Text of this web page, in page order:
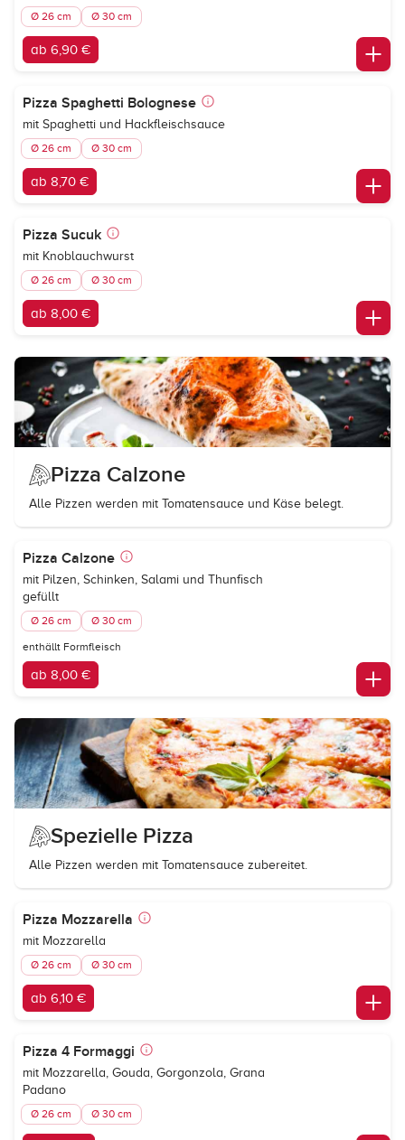
Ø 26 cm Ø 30 cm
ab 6,90 €
Pizza Spaghetti Bolognese
mit Spaghetti und Hackfleischsauce
Ø 26 cm Ø 30 cm
ab 8,70 €
Pizza Sucuk
mit Knoblauchwurst
Ø 26 cm Ø 30 cm
ab 8,00 €
Pizza Calzone
Alle Pizzen werden mit Tomatensauce und Käse belegt.
Pizza Calzone
mit Pilzen, Schinken, Salami und Thunfisch
gefüllt
Ø 26 cm Ø 30 cm
enthällt Formfleisch
ab 8,00 €
Spezielle Pizza
Alle Pizzen werden mit Tomatensauce zubereitet.
Pizza Mozzarella
mit Mozzarella
Ø 26 cm Ø 30 cm
ab 6,10 €
Pizza 4 Formaggi
mit Mozzarella, Gouda, Gorgonzola, Grana
Padano
Ø 26 cm Ø 30 cm